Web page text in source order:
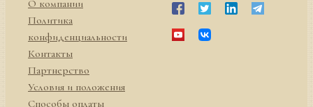
О компании
Политика
конфиденциальности
Контакты
Партнерство
Условия и положения
Способы оплаты